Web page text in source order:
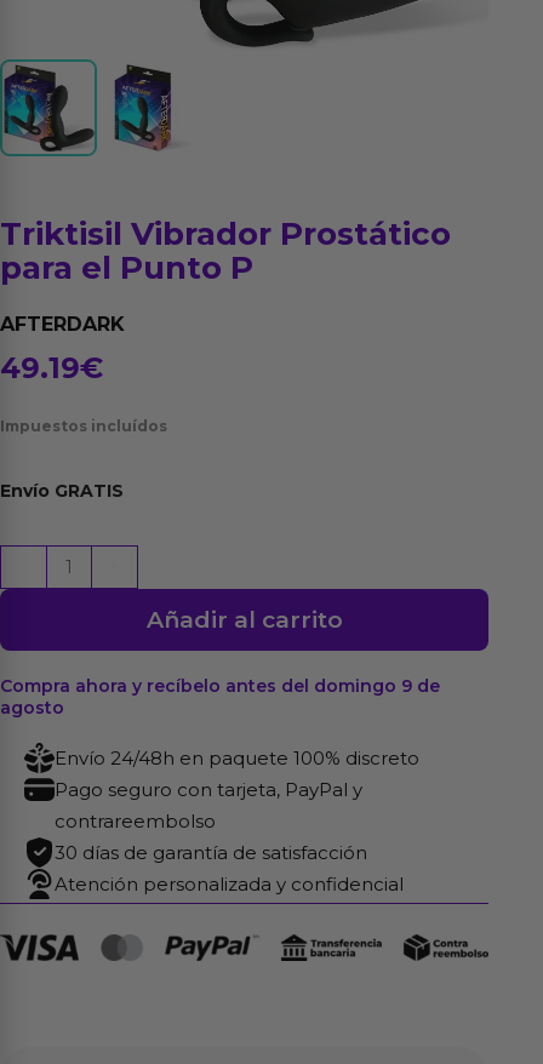
Triktisil Vibrador Prostático
para el Punto P
AFTERDARK
49.19€
Impuestos incluídos
Envío GRATIS
Triktisil
Vibrador
para
el
Punto
cantidad
Añadir al carrito
Compra ahora y recíbelo antes del domingo 9 de
agosto
Envío 24/48h en paquete 100% discreto
Pago seguro con tarjeta, PayPal y
contrareembolso
30 días de garantía de satisfacción
Atención personalizada y confidencial